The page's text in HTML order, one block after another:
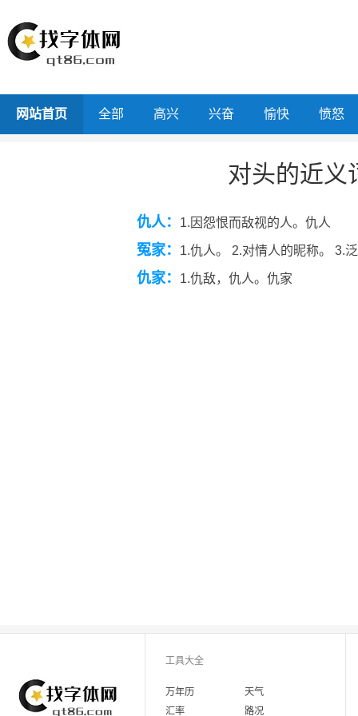
网站首页 全部 高兴 兴奋 愉快 愤怒
对头的近义
仇人： 1.因怨恨而敌视的人。仇人
冤家： 1.仇人。 2.对情人的昵称。 3.
仇家： 1.仇敌，仇人。仇家
工具大全
万年历
天气
汇率
路况